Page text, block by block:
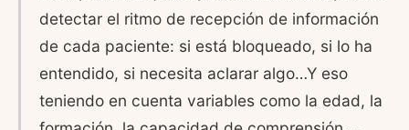
detectar el ritmo de recepción de información
de cada paciente: si está bloqueado, si lo ha
entendido, si necesita aclarar algo…Y eso
teniendo en cuenta variables como la edad, la